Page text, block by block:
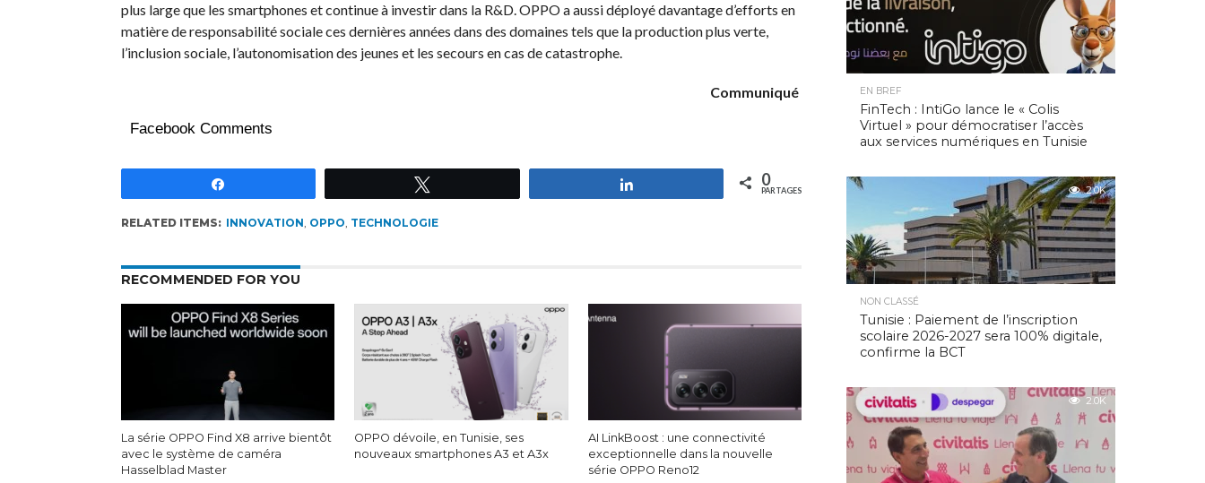
plus large que les smartphones et continue à investir dans la R&D. OPPO a aussi déployé davantage d’efforts en
matière de responsabilité sociale ces dernières années dans des domaines tels que la production plus verte,
l’inclusion sociale, l’autonomisation des jeunes et les secours en cas de catastrophe.
Communiqué
Facebook Comments
0
PARTAGES
RELATED ITEMS: INNOVATION, OPPO, TECHNOLOGIE
RECOMMENDED FOR YOU
La série OPPO Find X8 arrive bientôt
avec le système de caméra
Hasselblad Master
OPPO dévoile, en Tunisie, ses
nouveaux smartphones A3 et A3x
AI LinkBoost : une connectivité
exceptionnelle dans la nouvelle
série OPPO Reno12
EN BREF
FinTech : IntiGo lance le « Colis
Virtuel » pour démocratiser l’accès
aux services numériques en Tunisie
2.0K
NON CLASSÉ
Tunisie : Paiement de l’inscription
scolaire 2026-2027 sera 100% digitale,
confirme la BCT
2.0K